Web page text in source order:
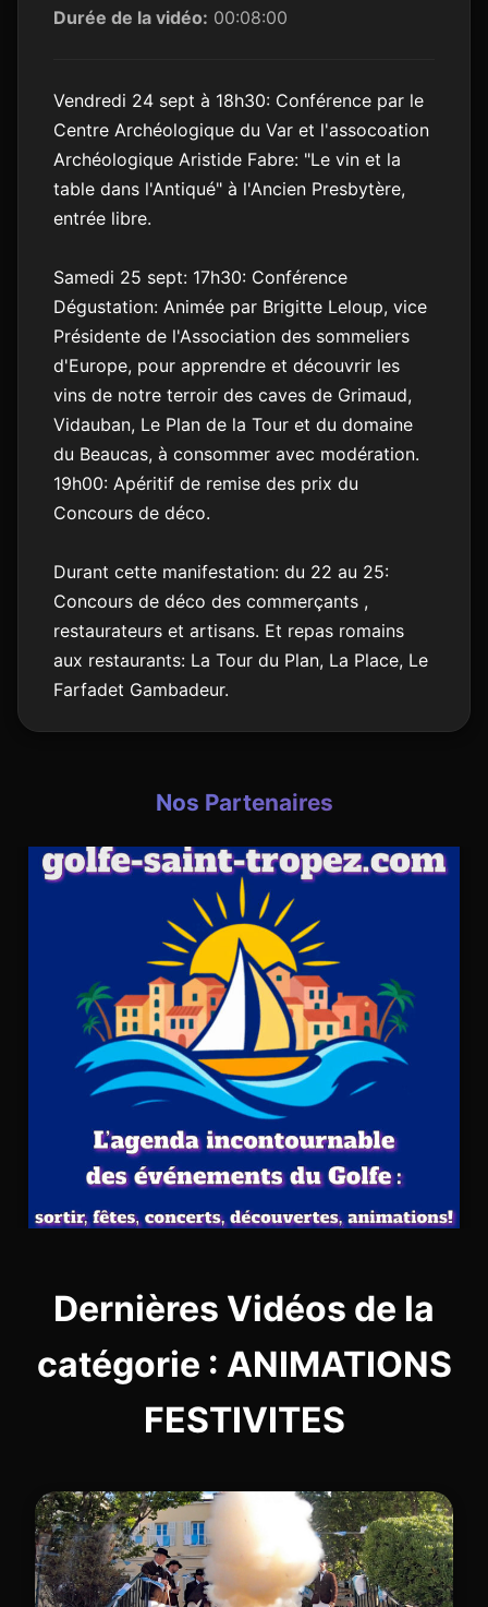
Durée de la vidéo: 00:08:00
Vendredi 24 sept à 18h30: Conférence par le
Centre Archéologique du Var et l'assocoation
Archéologique Aristide Fabre: "Le vin et la
table dans l'Antiqué" à l'Ancien Presbytère,
entrée libre.
Samedi 25 sept: 17h30: Conférence
Dégustation: Animée par Brigitte Leloup, vice
Présidente de l'Association des sommeliers
d'Europe, pour apprendre et découvrir les
vins de notre terroir des caves de Grimaud,
Vidauban, Le Plan de la Tour et du domaine
du Beaucas, à consommer avec modération.
19h00: Apéritif de remise des prix du
Concours de déco.
Durant cette manifestation: du 22 au 25:
Concours de déco des commerçants ,
restaurateurs et artisans. Et repas romains
aux restaurants: La Tour du Plan, La Place, Le
Farfadet Gambadeur.
Nos Partenaires
Dernières Vidéos de la
catégorie : ANIMATIONS
FESTIVITES